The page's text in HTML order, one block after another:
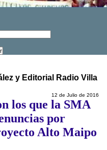
y Editorial Radio Villa
12 de Julio de 2016
los que la SMA
por
Alto Maipo